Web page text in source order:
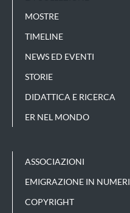
MOSTRE
TIMELINE
NEWS ED EVENTI
STORIE
DIDATTICA E RICERCA
ER NEL MONDO
ASSOCIAZIONI
EMIGRAZIONE IN NUMERI
COPYRIGHT